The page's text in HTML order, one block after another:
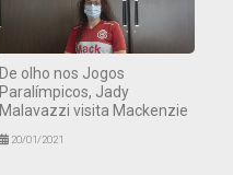
De olho nos Jogos
Paralímpicos, Jady
Malavazzi visita Mackenzie
20/01/2021